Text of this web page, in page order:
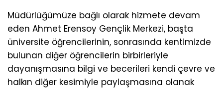
Müdürlüğümüze bağlı olarak hizmete devam
eden Ahmet Erensoy Gençlik Merkezi, başta
üniversite öğrencilerinin, sonrasında kentimizde
bulunan diğer öğrencilerin birbirleriyle
dayanışmasına bilgi ve becerileri kendi çevre ve
halkın diğer kesimiyle paylaşmasına olanak